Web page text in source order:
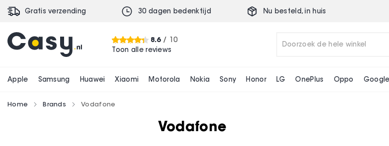
Gratis verzending 30 dagen bedenktijd Nu besteld,in huis
8.6/ 10
Toon alle reviews
Apple Samsung Huawei Xiaomi Motorola Nokia Sony Honor LG OnePlus Oppo Google
Home Brands Vodafone
Vodafone